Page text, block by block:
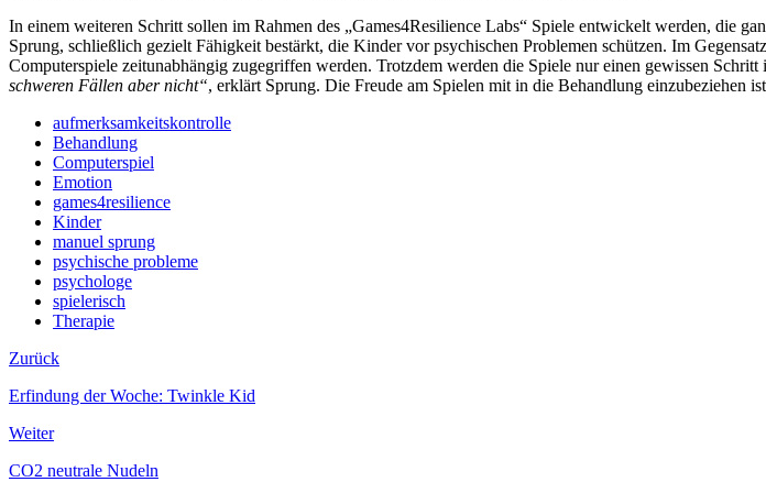
In einem weiteren Schritt sollen im Rahmen des „Games4Resilience Labs“ Spiele entwickelt werden, die
Sprung, schließlich gezielt Fähigkeit bestärkt, die Kinder vor psychischen Problemen schützen. Im
Computerspiele zeitunabhängig zugegriffen werden. Trotzdem werden die Spiele nur einen gewissen Schritt
schweren Fällen aber nicht“, erklärt Sprung. Die Freude am Spielen mit in die Behandlung einzubeziehen
aufmerksamkeitskontrolle
Behandlung
Computerspiel
Emotion
games4resilience
Kinder
manuel sprung
psychische probleme
psychologe
spielerisch
Therapie
Zurück
Erfindung der Woche: Twinkle Kid
Weiter
CO2 neutrale Nudeln